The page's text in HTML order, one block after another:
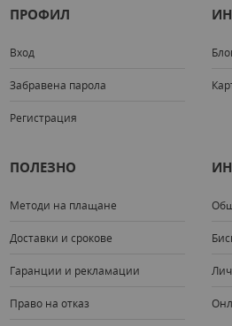
ПРОФИЛ
Вход
Забравена парола
Регистрация
ПОЛЕЗНО
Методи на плащане
Доставки и срокове
Гаранции и рекламации
Право на отказ